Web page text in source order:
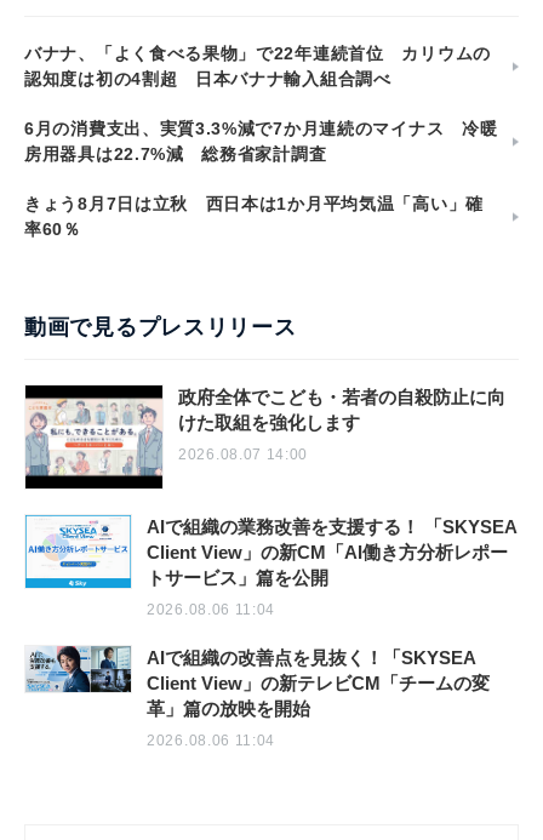
バナナ、「よく食べる果物」で22年連続首位 カリウムの
認知度は初の4割超 日本バナナ輸入組合調べ
6月の消費支出、実質3.3%減で7か月連続のマイナス 冷暖
房用器具は22.7%減 総務省家計調査
きょう8月7日は立秋 西日本は1か月平均気温「高い」確
率60％
動画で見るプレスリリース
政府全体でこども・若者の自殺防止に向
けた取組を強化します
2026.08.07 14:00
AIで組織の業務改善を支援する！ 「SKYSEA
Client View」の新CM「AI働き方分析レポー
トサービス」篇を公開
2026.08.06 11:04
AIで組織の改善点を見抜く！「SKYSEA
Client View」の新テレビCM「チームの変
革」篇の放映を開始
2026.08.06 11:04